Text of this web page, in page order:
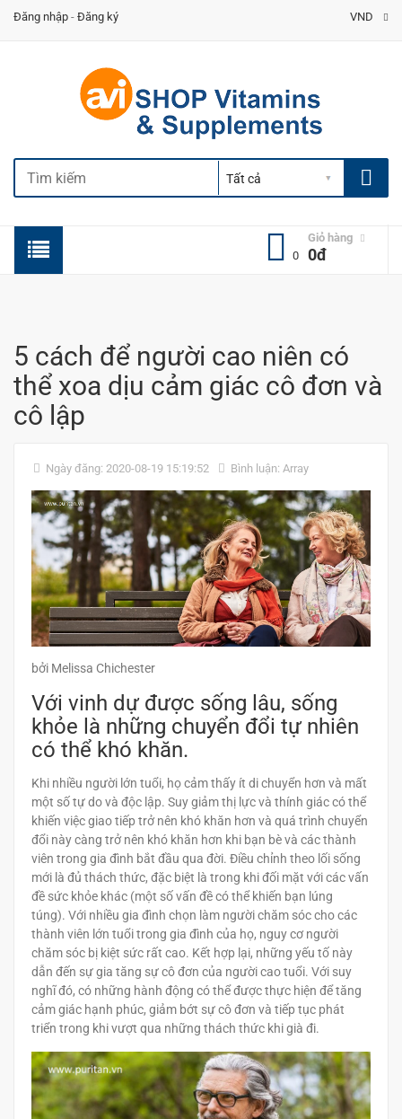
Đăng nhập - Đăng ký VND
Giỏ hàng
0
0đ
5 cách để người cao niên có
thể xoa dịu cảm giác cô đơn và
cô lập
Ngày đăng: 2020-08-19 15:19:52 Bình luận: Array
bởi Melissa Chichester
Với vinh dự được sống lâu, sống
khỏe là những chuyển đổi tự nhiên
có thể khó khăn.
Khi nhiều người lớn tuổi, họ cảm thấy ít di chuyển hơn và mất
một số tự do và độc lập. Suy giảm thị lực và thính giác có thể
khiến việc giao tiếp trở nên khó khăn hơn và quá trình chuyển
đổi này càng trở nên khó khăn hơn khi bạn bè và các thành
viên trong gia đình bắt đầu qua đời. Điều chỉnh theo lối sống
mới là đủ thách thức, đặc biệt là trong khi đối mặt với các vấn
đề sức khỏe khác (một số vấn đề có thể khiến bạn lúng
túng). Với nhiều gia đình chọn làm người chăm sóc cho các
thành viên lớn tuổi trong gia đình của họ, nguy cơ người
chăm sóc bị kiệt sức rất cao. Kết hợp lại, những yếu tố này
dẫn đến sự gia tăng sự cô đơn của người cao tuổi. Với suy
nghĩ đó, có những hành động có thể được thực hiện để tăng
cảm giác hạnh phúc, giảm bớt sự cô đơn và tiếp tục phát
triển trong khi vượt qua những thách thức khi già đi.